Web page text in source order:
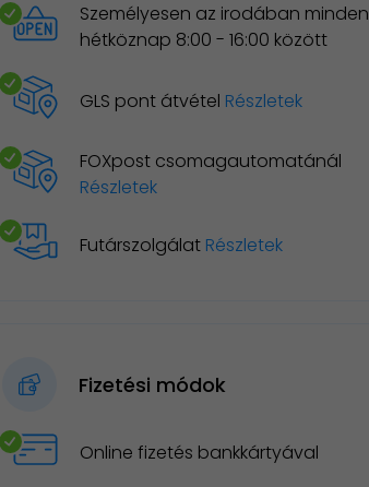
Személyesen az irodában minden
hétköznap 8:00 - 16:00 között
GLS pont átvétel Részletek
FOXpost csomagautomatánál
Részletek
Futárszolgálat Részletek
Fizetési módok
Online fizetés bankkártyával